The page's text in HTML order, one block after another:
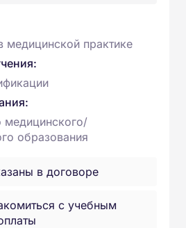
медицинской практике
медицинского/
образования
в договоре
с учебным